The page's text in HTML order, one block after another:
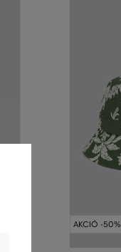
AKCIÓ -50%